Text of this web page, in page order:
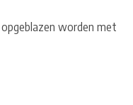
opgeblazen worden met